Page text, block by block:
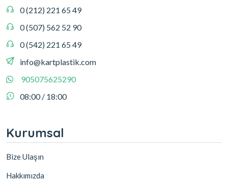
0 (212) 221 65 49
0 (507) 562 52 90
0 (542) 221 65 49
info@kartplastik.com
905075625290
08:00 / 18:00
Kurumsal
Bize Ulaşın
Hakkımızda